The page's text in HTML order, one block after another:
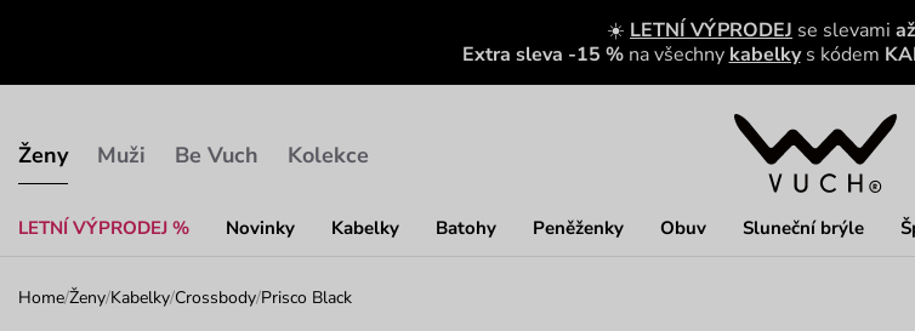
☀️ LETNÍ VÝPRODEJ se slevami
Extra sleva -15 % na všechny kabelky s kódem
Ženy
LETNÍ VÝPRODEJ % Novinky Kabelky Batohy Peněženky Obuv Sluneční brýle
Muži Be Vuch Kolekce
Home/Ženy/Kabelky/Crossbody/Prisco Black